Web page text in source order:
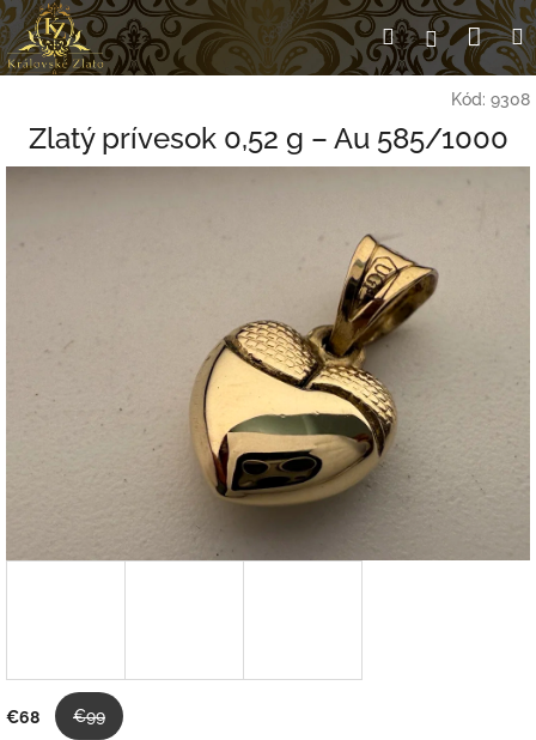
Prejsť
na
obsah
Hľadať
Kód: 9308
Zlatý prívesok 0,52 g – Au 585/1000
€68
€99